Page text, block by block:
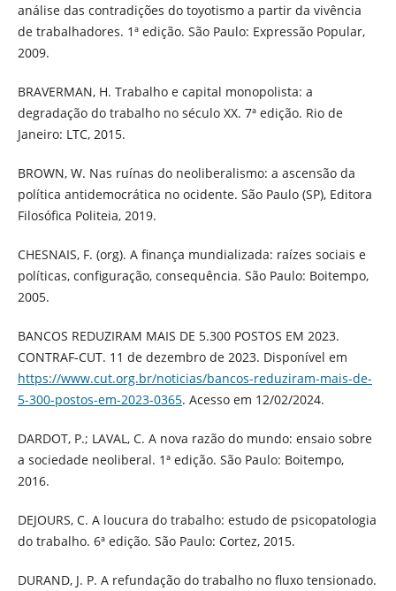
análise das contradições do toyotismo a partir da vivência
de trabalhadores. 1ª edição. São Paulo: Expressão Popular,
2009.
BRAVERMAN, H. Trabalho e capital monopolista: a
degradação do trabalho no século XX. 7ª edição. Rio de
Janeiro: LTC, 2015.
BROWN, W. Nas ruínas do neoliberalismo: a ascensão da
política antidemocrática no ocidente. São Paulo (SP), Editora
Filosófica Politeia, 2019.
CHESNAIS, F. (org). A finança mundializada: raízes sociais e
políticas, configuração, consequência. São Paulo: Boitempo,
2005.
BANCOS REDUZIRAM MAIS DE 5.300 POSTOS EM 2023.
CONTRAF-CUT. 11 de dezembro de 2023. Disponível em
https://www.cut.org.br/noticias/bancos-reduziram-mais-de-
5-300-postos-em-2023-0365. Acesso em 12/02/2024.
DARDOT, P.; LAVAL, C. A nova razão do mundo: ensaio sobre
a sociedade neoliberal. 1ª edição. São Paulo: Boitempo,
2016.
DEJOURS, C. A loucura do trabalho: estudo de psicopatologia
do trabalho. 6ª edição. São Paulo: Cortez, 2015.
DURAND, J. P. A refundação do trabalho no fluxo tensionado.